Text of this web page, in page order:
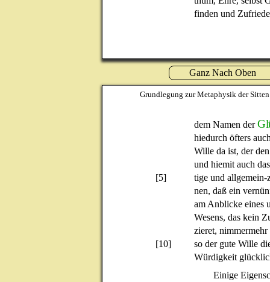
finden und
Ganz Nach Oben
Grundlegung zur Metaphysik der Sitten
dem Namen der
hiedurch öfters
Wille da ist, der
und hiemit auch
[5]
tige und allgemein-
nen, daß ein
am Anblicke eines
Wesens, das kein
zieret,
[10]
so der gute Wille
Würdigkeit
Einige